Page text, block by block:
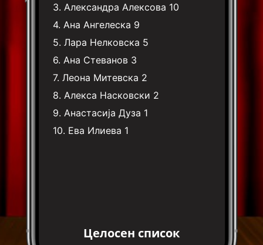
3. Александра Алексова 10
4. Ана Ангелеска 9
5.Лара Нелковска 5
6. Ана Стеванов 3
7.Леона Митевска 2
8. Алекса Насковски 2
9. Анастасија Дуза 1
10. Ева Илиева 1
Целосен список